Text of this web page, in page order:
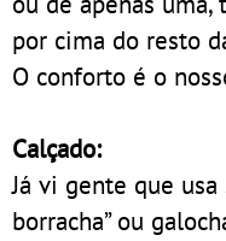
por cima do resto
O conforto é o
Calçado:
Já vi gente que
borracha” ou